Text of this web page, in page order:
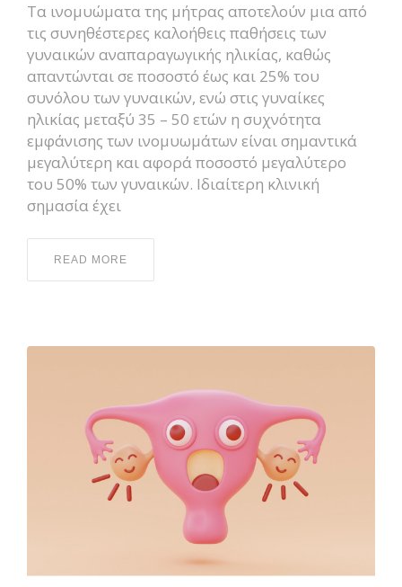
Τα ινομυώματα της μήτρας αποτελούν μια από
τις συνηθέστερες καλοήθεις παθήσεις των
γυναικών αναπαραγωγικής ηλικίας, καθώς
απαντώνται σε ποσοστό έως και 25% του
συνόλου των γυναικών, ενώ στις γυναίκες
ηλικίας μεταξύ 35 – 50 ετών η συχνότητα
εμφάνισης των ινομυωμάτων είναι σημαντικά
μεγαλύτερη και αφορά ποσοστό μεγαλύτερο
του 50% των γυναικών. Ιδιαίτερη κλινική
σημασία έχει
READ MORE